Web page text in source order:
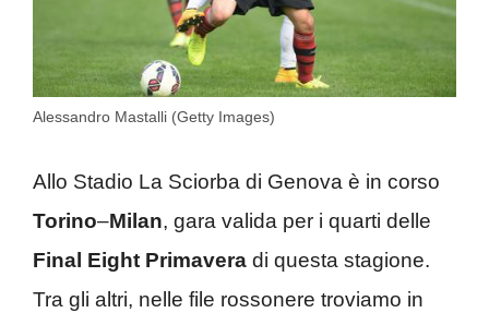
Alessandro Mastalli (Getty Images)
Allo Stadio La Sciorba di Genova è in corso
Torino–Milan, gara valida per i quarti delle
Final Eight Primavera di questa stagione.
Tra gli altri, nelle file rossonere troviamo in